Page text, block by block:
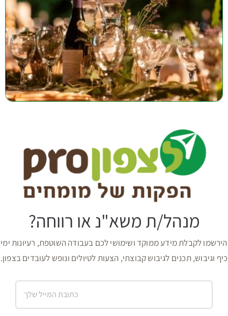
מנהל/ת משא"נ או רווחה?
הירשמו לקבלת מידע ממוקד ושימושי לכם בעבודה השוטפת, רעיונות ימי
כיף וגיבוש, תכנים לגיבוש קבוצתי, הצעות לטיולים ונופש לעובדים בצפון.